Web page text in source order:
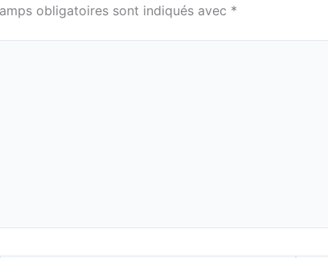
obligatoires sont indiqués avec *